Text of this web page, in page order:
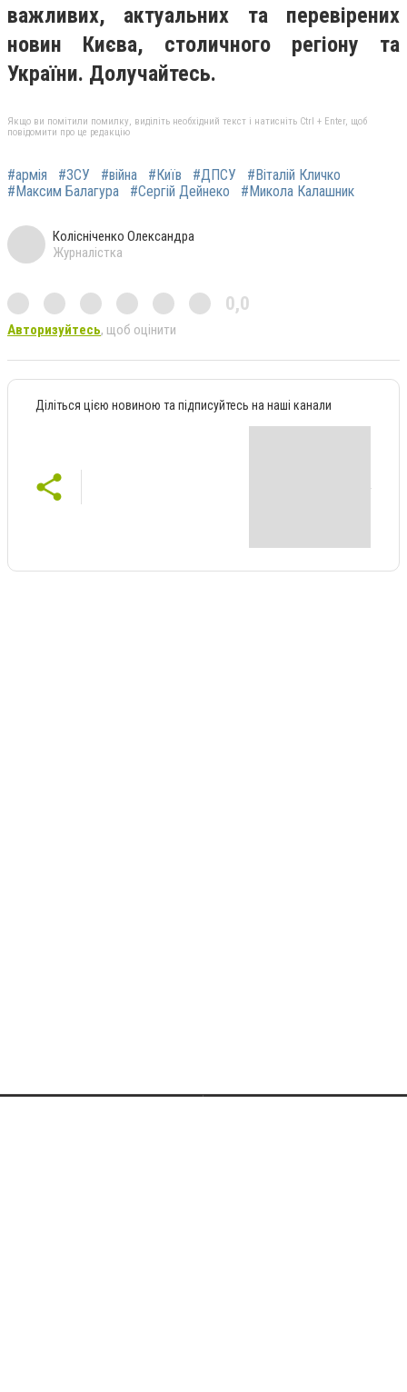
важливих, актуальних та перевірених
новин Києва, столичного регіону та
України. Долучайтесь.
Якщо ви помітили помилку, виділіть необхідний текст і натисніть Ctrl + Enter, щоб
повідомити про це редакцію
#армія #ЗСУ #війна #Київ #ДПСУ
#Віталій Кличко
#Максим Балагура
#Сергій Дейнеко #Микола Калашник
Колісніченко Олександра
Журналістка
0,0
Авторизуйтесь, щоб оцінити
Діліться цією новиною та підписуйтесь на наші канали